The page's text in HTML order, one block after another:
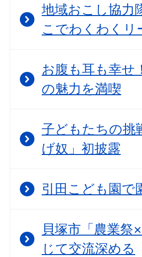
地域おこし協力
こでわくわくリ
お腹も耳も幸せ
の魅力を満喫
子どもたちの挑
げ奴」初披露
引田こども園で
貝塚市「農業祭
じて交流深める